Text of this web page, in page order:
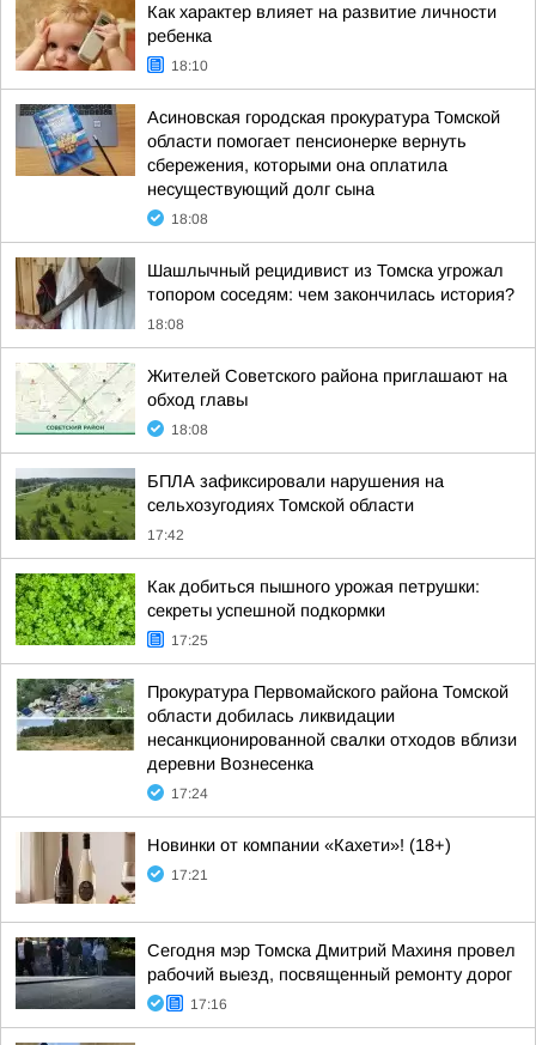
Как характер влияет на развитие личности
ребенка
18:10
Асиновская городская прокуратура Томской
области помогает пенсионерке вернуть
сбережения, которыми она оплатила
несуществующий долг сына
18:08
Шашлычный рецидивист из Томска угрожал
топором соседям: чем закончилась история?
18:08
Жителей Советского района приглашают на
обход главы
18:08
БПЛА зафиксировали нарушения на
сельхозугодиях Томской области
17:42
Как добиться пышного урожая петрушки:
секреты успешной подкормки
17:25
Прокуратура Первомайского района Томской
области добилась ликвидации
несанкционированной свалки отходов вблизи
деревни Вознесенка
17:24
Новинки от компании «Кахети»! (18+)
17:21
Сегодня мэр Томска Дмитрий Махиня провел
рабочий выезд, посвященный ремонту дорог
17:16